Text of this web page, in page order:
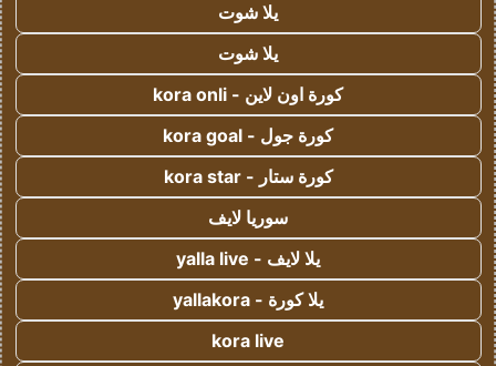
يلا شوت
يلا شوت
كورة اون لاين - kora onli
كورة جول - kora goal
كورة ستار - kora star
سوريا لايف
يلا لايف - yalla live
يلا كورة - yallakora
kora live